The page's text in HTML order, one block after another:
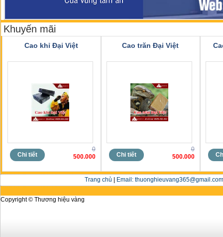
Khuyến mãi
Cao khỉ Đại Việt
Chi tiết
0
500.000
Cao trăn Đại Việt
Chi tiết
0
500.000
Trang chủ Email:
Copyright © Thương hiệu vàng